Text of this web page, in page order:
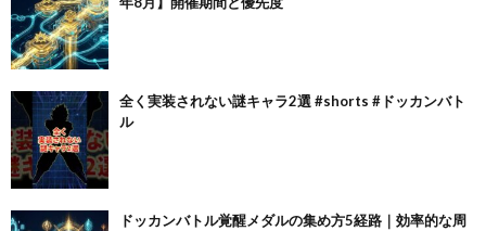
全く実装されない謎キャラ2選 #shorts #ドッカンバト
ル
ドッカンバトル覚醒メダルの集め方5経路｜効率的な周